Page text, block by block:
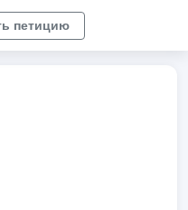
петицию